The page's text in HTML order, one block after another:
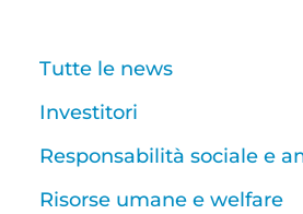
Tutte le news
Investitori
Responsabilità sociale e
Risorse umane e welfare